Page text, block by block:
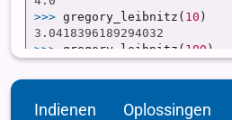
Indienen Oplossingen